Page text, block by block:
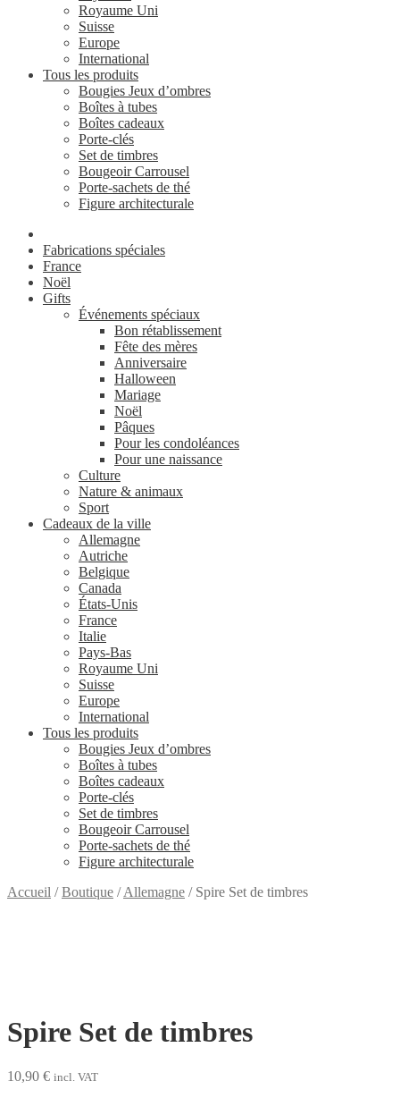
Royaume Uni
Suisse
Europe
International
Tous les produits
Bougies Jeux d’ombres
Boîtes à tubes
Boîtes cadeaux
Porte-clés
Set de timbres
Bougeoir Carrousel
Porte-sachets de thé
Figure architecturale
Fabrications spéciales
France
Noël
Gifts
Événements spéciaux
Bon rétablissement
Fête des mères
Anniversaire
Halloween
Mariage
Noël
Pâques
Pour les condoléances
Pour une naissance
Culture
Nature & animaux
Sport
Cadeaux de la ville
Allemagne
Autriche
Belgique
Canada
États-Unis
France
Italie
Pays-Bas
Royaume Uni
Suisse
Europe
International
Tous les produits
Bougies Jeux d’ombres
Boîtes à tubes
Boîtes cadeaux
Porte-clés
Set de timbres
Bougeoir Carrousel
Porte-sachets de thé
Figure architecturale
Accueil /Boutique /Allemagne / Spire Set de timbres
Spire Set de timbres
10,90 € incl. VAT